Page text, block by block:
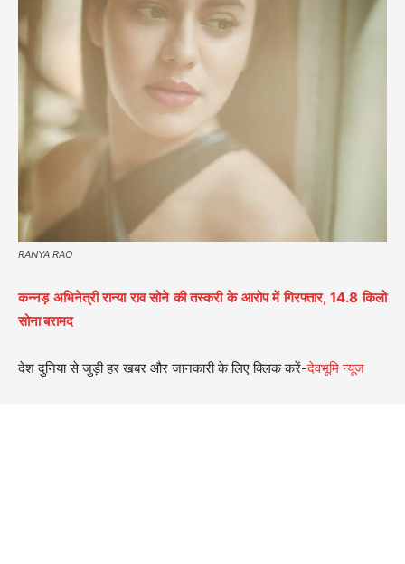
RANYA RAO
कन्नड़ अभिनेत्री रान्या राव सोने की तस्करी के आरोप में गिरफ्तार, 14.8 किलो
सोना बरामद
देश दुनिया से जुड़ी हर खबर और जानकारी के लिए क्लिक करें-देवभूमि न्यूज